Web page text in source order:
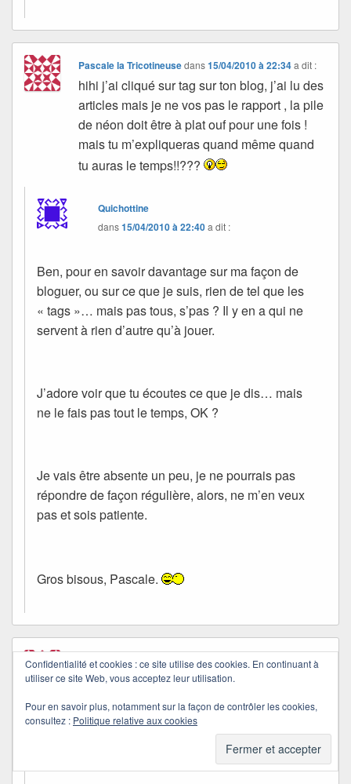
Pascale la Tricotineusedans15/04/2010 à 22:34 a dit :
hihi j’ai cliqué sur tag sur ton blog, j’ai lu des
articles mais je ne vos pas le rapport , la pile
de néon doit être à plat ouf pour une fois !
mais tu m’expliqueras quand même quand
tu auras le temps!!???
Quichottine
dans15/04/2010 à 22:40a dit :
Ben, pour en savoir davantage sur ma façon de
bloguer, ou sur ce que je suis, rien de tel que les
« tags »… mais pas tous, s’pas ? Il y en a qui ne
servent à rien d’autre qu’à jouer.
J’adore voir que tu écoutes ce que je dis… mais
ne le fais pas tout le temps, OK ?
Je vais être absente un peu, je ne pourrais pas
répondre de façon régulière, alors, ne m’en veux
pas et sois patiente.
Gros bisous, Pascale.
Pascale la Tricotineusedans16/04/2010 à 00:00 a dit :
bonne nuit, je vais avoir du boulot de mon
côté alors à très bientôt !!! Quichottine
a dit :
Confidentialité et cookies : ce site utilise des cookies. En continuant à
utiliser ce site Web, vous acceptez leur utilisation.
Pour en savoir plus, notamment sur la façon de contrôler les cookies,
consultez : Politique relative aux cookies